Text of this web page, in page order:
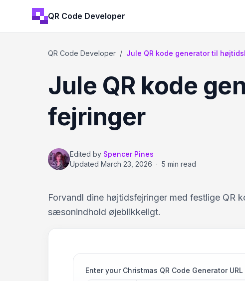
QR Code Developer
QR Code Developer / Jule QR kode generator til
Jule QR kode
fejringer
Edited by Spencer Pines
Updated March 23, 2026 · 5 min read
Forvandl dine højtidsfejringer med festlige QR
sæsonindhold øjeblikkeligt.
Enter your Christmas QR Code Generator URL